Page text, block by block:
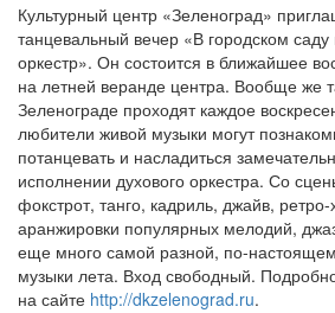
Культурный центр «Зеленоград»
танцевальный вечер «В городском саду
оркестр». Он состоится в ближайшее
на летней веранде центра. Вообще же
Зеленограде проходят каждое
любители живой музыки могут
потанцевать и насладиться
исполнении духового оркестра. Со
фокстрот, танго, кадриль, джайв,
аранжировки популярных мелодий,
еще много самой разной, по-
музыки лета. Вход свободный.
на сайте http://dkzelenograd.ru.